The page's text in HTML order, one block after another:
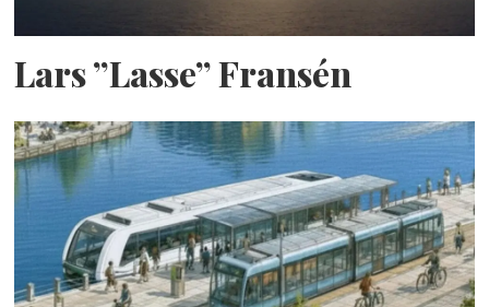
Lars ”Lasse” Fransén